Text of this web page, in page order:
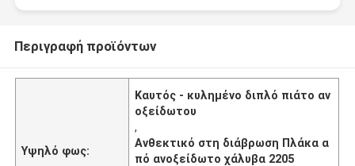
Περιγραφή προϊόντων
Υψηλό φως:
Καυτός - κυλημένο διπλό πιάτο αν
οξείδωτου
,
Ανθεκτικό στη διάβρωση Πλάκα α
πό ανοξείδωτο χάλυβα 2205